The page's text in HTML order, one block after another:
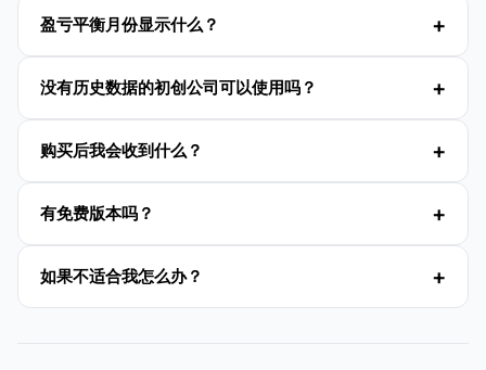
盈亏平衡月份显示什么？
没有历史数据的初创公司可以使用吗？
购买后我会收到什么？
有免费版本吗？
如果不适合我怎么办？